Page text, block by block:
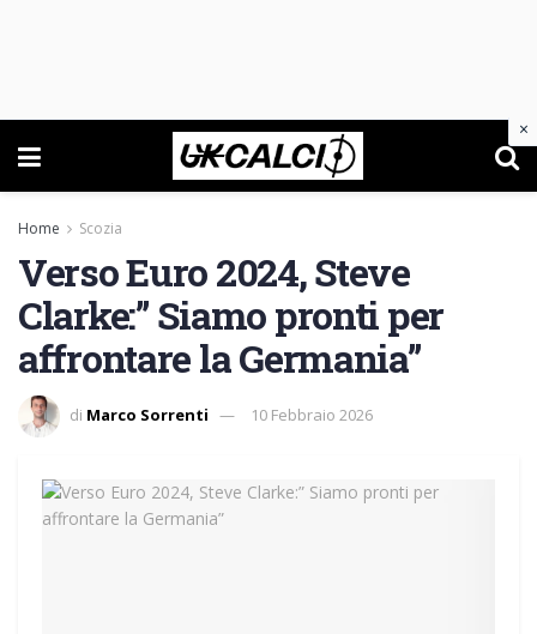
Home Scozia
Verso Euro 2024, Steve
Clarke:” Siamo pronti per
affrontare la Germania”
di Marco Sorrenti 10 Febbraio 2026
×